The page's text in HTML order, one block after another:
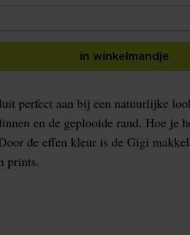
in winkelmandje
perfect aan bij een natuurlijke
en de geplooide rand. Hoe je
de effen kleur is de Gigi
prints.